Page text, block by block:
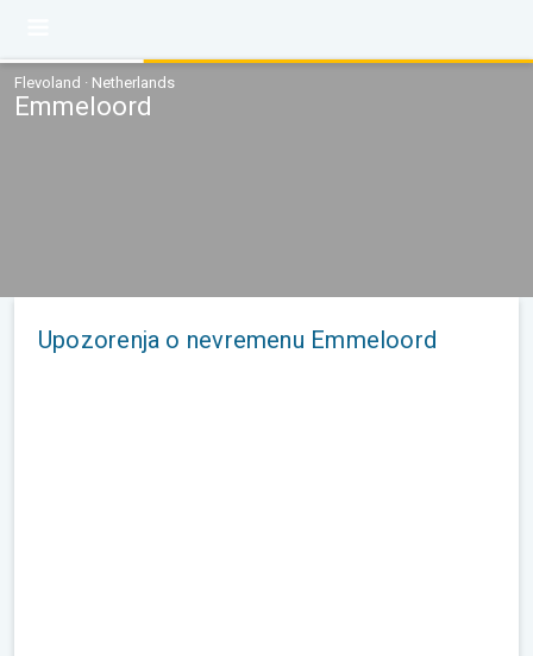
Flevoland · Netherlands
Emmeloord
Upozorenja o nevremenu Emmeloord